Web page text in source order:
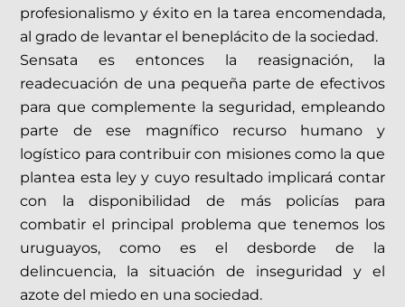
profesionalismo y éxito en la tarea encomendada,
al grado de levantar el beneplácito de la sociedad.
Sensata es entonces la reasignación, la
readecuación de una pequeña parte de efectivos
para que complemente la seguridad, empleando
parte de ese magnífico recurso humano y
logístico para contribuir con misiones como la que
plantea esta ley y cuyo resultado implicará contar
con la disponibilidad de más policías para
combatir el principal problema que tenemos los
uruguayos, como es el desborde de la
delincuencia, la situación de inseguridad y el
azote del miedo en una sociedad.